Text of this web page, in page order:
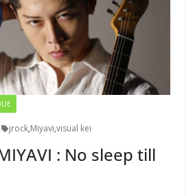
jrock,Miyavi,visual kei
: No sleep till